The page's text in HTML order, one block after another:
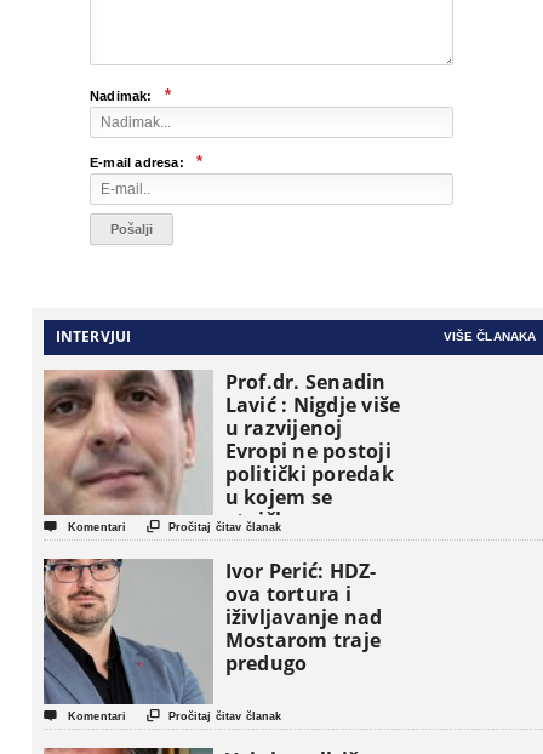
Nadimak: *
E-mail adresa: *
INTERVJUI VIŠE ČLANAKA
Prof.dr. Senadin
Lavić : Nigdje više
u razvijenoj
Evropi ne postoji
politički poredak
u kojem se
etničke grupe
pojavljuju kao
osnovne
političke jedinice
 Komentari  Pročitaj čitav članak
Ivor Perić: HDZ-
ova tortura i
iživljavanje nad
Mostarom traje
predugo
 Komentari  Pročitaj čitav članak